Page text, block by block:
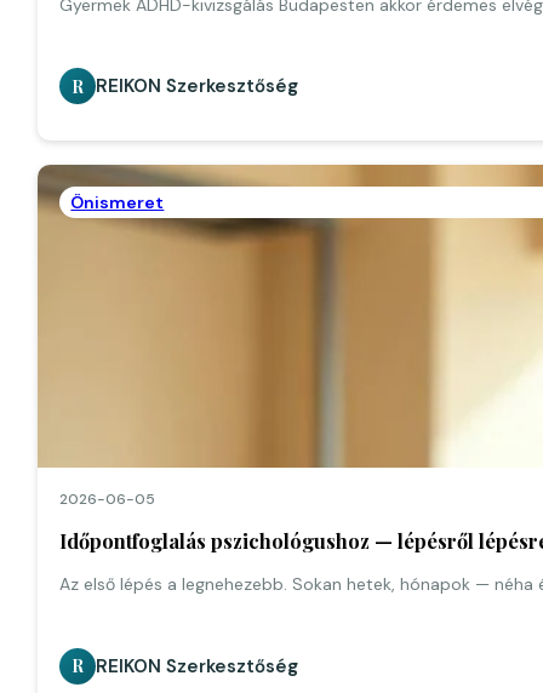
R REIKON Szerkesztőség
Önismeret
2026-06-05
Időpontfoglalás pszichológushoz — lépésről
Az első lépés a legnehezebb. Sokan hetek, hónapok —
R REIKON Szerkesztőség